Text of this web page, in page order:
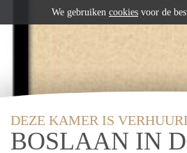
DEZE KAMER IS
BOSLAAN IN
We gebruiken cookies voor de